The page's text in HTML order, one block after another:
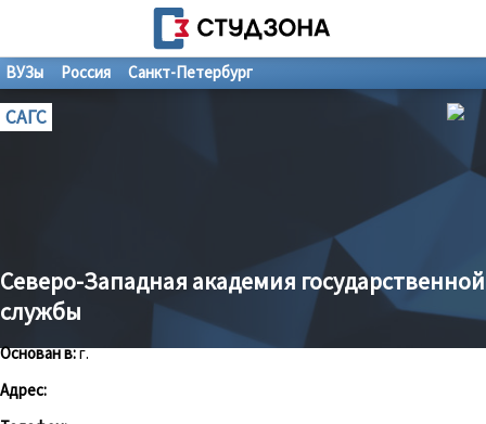
ВУЗы Россия Санкт-Петербург
САГС
Северо-Западная академия государственной
службы
Основан в:г.
Адрес: